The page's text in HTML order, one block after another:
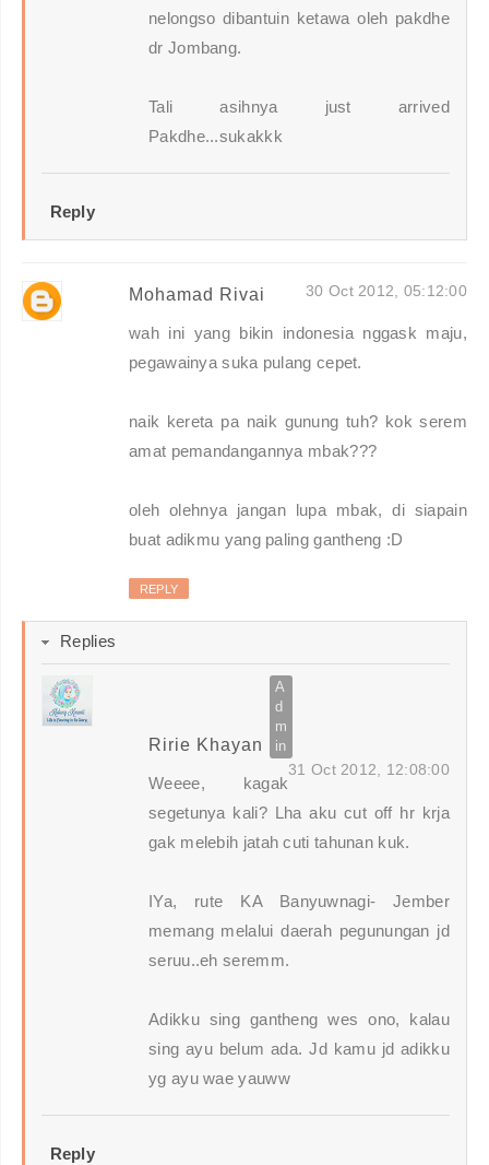
nelongso dibantuin ketawa oleh pakdhe
dr Jombang.
Tali asihnya just arrived
Pakdhe...sukakkk
Reply
Mohamad Rivai 30 Oct 2012, 05:12:00
wah ini yang bikin indonesia nggask maju,
pegawainya suka pulang cepet.
naik kereta pa naik gunung tuh? kok serem
amat pemandangannya mbak???
oleh olehnya jangan lupa mbak, di siapain
buat adikmu yang paling gantheng :D
REPLY
Replies
Ririe Khayan
31 Oct 2012, 12:08:00
Weeee, kagak
segetunya kali? Lha aku cut off hr krja
gak melebih jatah cuti tahunan kuk.
IYa, rute KA Banyuwnagi- Jember
memang melalui daerah pegunungan jd
seruu..eh seremm.
Adikku sing gantheng wes ono, kalau
sing ayu belum ada. Jd kamu jd adikku
yg ayu wae yauww
Reply